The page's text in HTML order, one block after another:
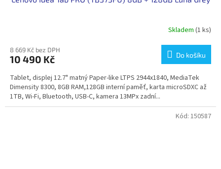
Skladem (1 ks)
8 669 Kč bez DPH
10 490 Kč Do košíku
Tablet, displej 12.7" matný Paper-like LTPS 2944x1840, MediaTek
Dimensity 8300, 8GB RAM,128GB interní paměť, karta microSDXC až
1TB, Wi-Fi, Bluetooth, USB-C, kamera 13MPx zadní...
Kód: 150587